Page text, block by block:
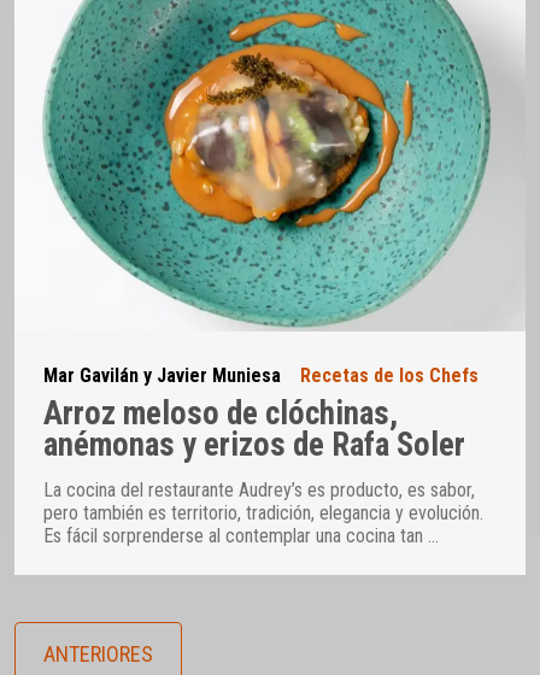
Mar Gavilán y Javier Muniesa Recetas de los Chefs
Arroz meloso de clóchinas,
anémonas y erizos de Rafa Soler
La cocina del restaurante Audrey’s es producto, es sabor,
pero también es territorio, tradición, elegancia y evolución.
Es fácil sorprenderse al contemplar una cocina tan
ANTERIORES